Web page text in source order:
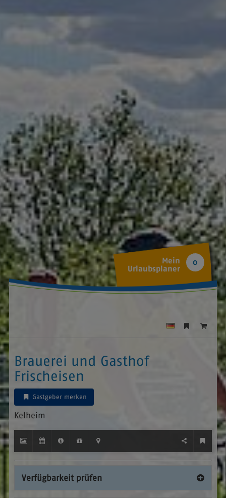
Mein
Urlaubsplaner
0
Brauerei und Gasthof
Frischeisen
Gastgeber merken
Kelheim
Verfügbarkeit prüfen